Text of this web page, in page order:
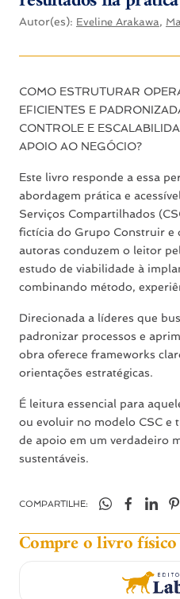
Autor(es): Eveline Arakawa,
COMO ESTRUTURAR
EFICIENTES E
CONTROLE E
APOIO AO NEGÓCIO?
Este livro responde a essa
abordagem prática e
Serviços Compartilhados
fictícia do Grupo Construir e
autoras conduzem o leitor
estudo de viabilidade à
combinando método,
Direcionada a líderes que
padronizar processos e
obra oferece frameworks
orientações estratégicas.
É leitura essencial para
ou evoluir no modelo CSC e
de apoio em um verdadeiro
sustentáveis.
COMPARTILHE:
Compre o livro físico